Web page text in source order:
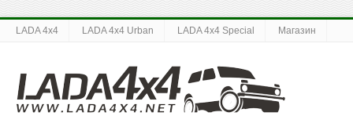
LADA 4x4 LADA 4x4 Urban LADA 4x4 Special Магазин